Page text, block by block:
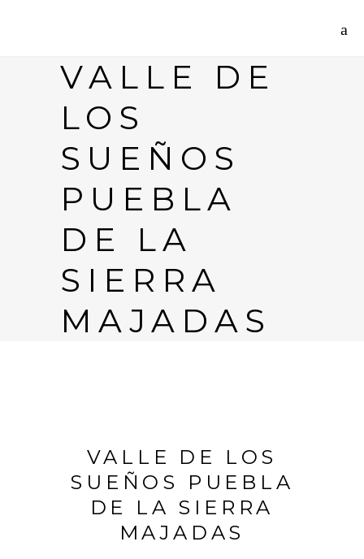
VALLE DE
LOS
SUEÑOS
PUEBLA
DE LA
SIERRA
MAJADAS
VALLE DE LOS
SUEÑOS PUEBLA
DE LA SIERRA
MAJADAS